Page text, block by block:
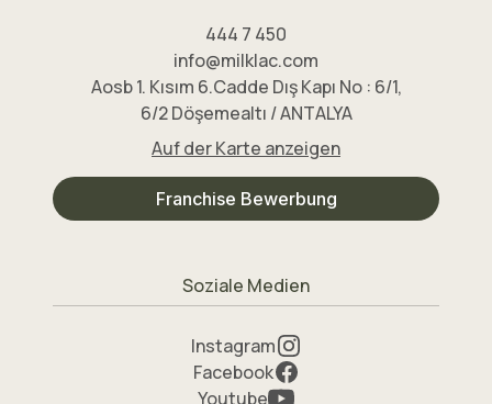
444 7 450
info@milklac.com
Aosb 1. Kısım 6.Cadde Dış Kapı No : 6/1,
6/2 Döşemealtı / ANTALYA
Auf der Karte anzeigen
Franchise Bewerbung
Soziale Medien
Instagram
Facebook
Youtube